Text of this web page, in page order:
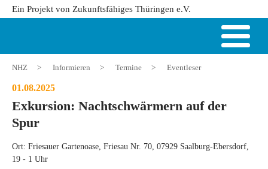
Ein Projekt von Zukunftsfähiges Thüringen e.V.
NHZ > Informieren > Termine > Eventleser
01.08.2025
Exkursion: Nachtschwärmern auf der
Spur
Ort: Friesauer Gartenoase, Friesau Nr. 70, 07929 Saalburg-Ebersdorf,
19 - 1 Uhr